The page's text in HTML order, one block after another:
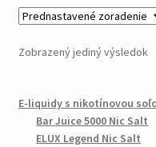
Zobrazený jediný výsledok
E-liquidy s nikotínovou
Bar Juice 5000 Nic Salt
ELUX Legend Nic Salt